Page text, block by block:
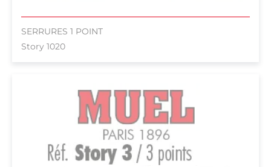
SERRURES 1 POINT
Story 1020